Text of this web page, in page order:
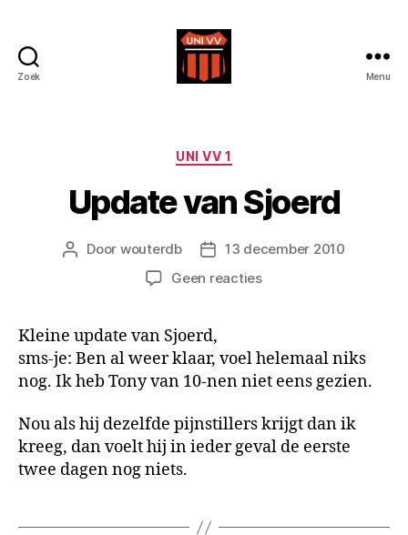
Zoek Menu
Categorieën
UNI VV 1
Update van Sjoerd
Berichtauteur
Door wouterdb Berichtdatum
13 december 2010
Geen reactiesop
Kleine update van Sjoerd,
sms-je: Ben al weer klaar, voel helemaal niks
nog. Ik heb Tony van 10-nen niet eens gezien.
Nou als hij dezelfde pijnstillers krijgt dan ik
kreeg, dan voelt hij in ieder geval de eerste
twee dagen nog niets.